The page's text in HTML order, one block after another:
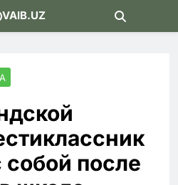
VAIB.UZ
собой после